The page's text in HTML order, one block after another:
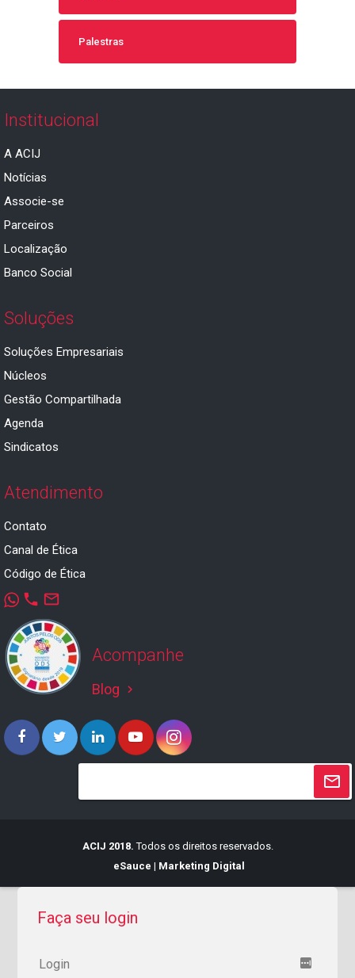
Palestras
Institucional
A ACIJ
Notícias
Associe-se
Parceiros
Localização
Banco Social
Soluções
Soluções Empresariais
Núcleos
Gestão Compartilhada
Agenda
Sindicatos
Atendimento
Contato
Canal de Ética
Código de Ética
phone mail_outline
Acompanhe
Blog keyboard_arrow_right
ACIJ 2018. Todos os direitos reservados.
eSauce | Marketing Digital
Faça seu login